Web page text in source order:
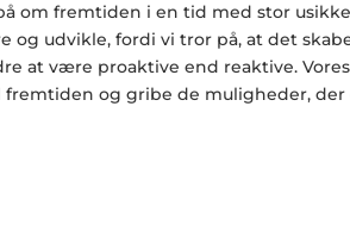
om fremtiden i en tid med stor
og udvikle, fordi vi tror på, at det
at være proaktive end reaktive.
og gribe de muligheder, der